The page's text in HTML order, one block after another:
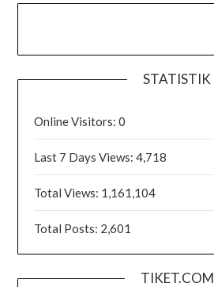
STATISTIK
Online Visitors:0
Last 7 Days Views:4,718
Total Views: 1,161,104
Total Posts: 2,601
TIKET.COM